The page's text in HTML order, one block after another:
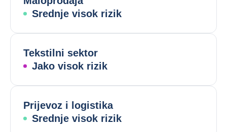
Srednje visok rizik
Tekstilni sektor
Jako visok rizik
Prijevoz i logistika
Srednje visok rizik